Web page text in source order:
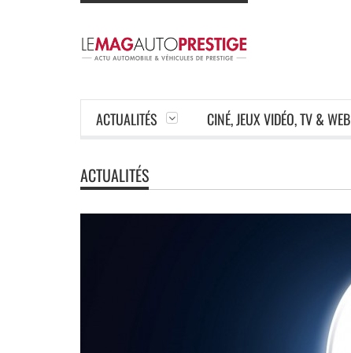
ACTUALITÉS CINÉ, JEUX VIDÉO, TV & WEB
ACTUALITÉS